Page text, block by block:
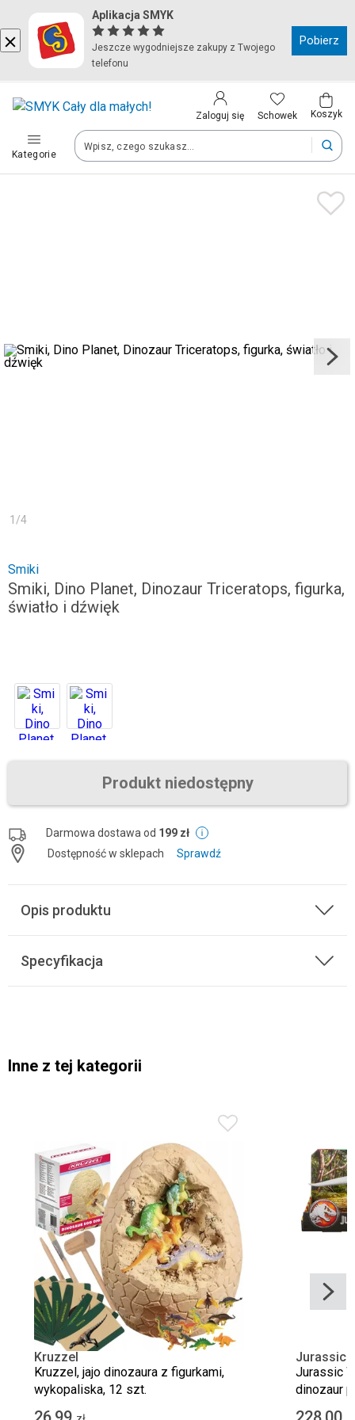
Aplikacja SMYK
Jeszcze wygodniejsze zakupy z Twojego
telefonu
Pobierz
Zaloguj się Schowek Koszyk
Kategorie
Kraj i język
Polska (Poland)
Twoje zamówienia dostarczymy na teren wybranego kraju.
Zapisz
1 /4
Smiki
Smiki, Dino Planet, Dinozaur Triceratops, figurka,
światło i dźwięk
Produkt niedostępny
Darmowa dostawa od 199 zł
Dostępność w sklepach
Sprawdź
Opis produktu
Specyfikacja
Inne z tej kategorii
Kruzzel
Kruzzel, jajo dinozaura z figurkami,
wykopaliska, 12 szt.
Jurassic
Jurassic
dinozaur